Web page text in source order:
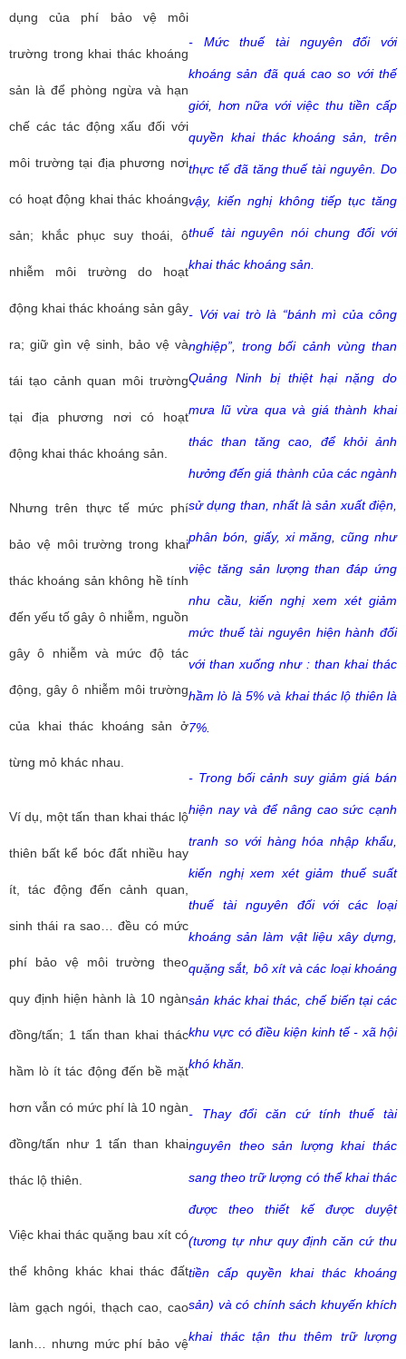
- Mức thuế tài nguyên đối với
khoáng sản đã quá cao so với thế
giới, hơn nữa với việc thu tiền cấp
quyền khai thác khoáng sản, trên
thực tế đã tăng thuế tài nguyên. Do
vậy, kiến nghị không tiếp tục tăng
thuế tài nguyên nói chung đối với
khai thác khoáng sản.
- Với vai trò là “bánh mì của công
nghiệp”, trong bối cảnh vùng than
Quảng Ninh bị thiệt hại nặng do
mưa lũ vừa qua và giá thành khai
thác than tăng cao, để khỏi ảnh
hưởng đến giá thành của các ngành
sử dụng than, nhất là sản xuất điện,
phân bón, giấy, xi măng, cũng như
việc tăng sản lượng than đáp ứng
nhu cầu, kiến nghị xem xét giảm
mức thuế tài nguyên hiện hành đối
với than xuống như : than khai thác
hầm lò là 5% và khai thác lộ thiên là
7%.
- Trong bối cảnh suy giảm giá bán
hiện nay và để nâng cao sức cạnh
tranh so với hàng hóa nhập khẩu,
kiến nghị xem xét giảm thuế suất
thuế tài nguyên đối với các loại
khoáng sản làm vật liệu xây dựng,
quặng sắt, bô xít và các loại khoáng
sản khác khai thác, chế biến tại các
khu vực có điều kiện kinh tế - xã hội
khó khăn.
- Thay đổi căn cứ tính thuế tài
nguyên theo sản lượng khai thác
sang theo trữ lượng có thể khai thác
được theo thiết kế được duyệt
(tương tự như quy định căn cứ thu
tiền cấp quyền khai thác khoáng
sản) và có chính sách khuyến khích
khai thác tận thu thêm trữ lượng
dụng của phí bảo vệ môi
trường trong khai thác khoáng
sản là để phòng ngừa và hạn
chế các tác động xấu đối với
môi trường tại địa phương nơi
có hoạt động khai thác khoáng
sản; khắc phục suy thoái, ô
nhiễm môi trường do hoạt
động khai thác khoáng sản gây
ra; giữ gìn vệ sinh, bảo vệ và
tái tạo cảnh quan môi trường
tại địa phương nơi có hoạt
động khai thác khoáng sản.
Nhưng trên thực tế mức phí
bảo vệ môi trường trong khai
thác khoáng sản không hề tính
đến yếu tố gây ô nhiễm, nguồn
gây ô nhiễm và mức độ tác
động, gây ô nhiễm môi trường
của khai thác khoáng sản ở
từng mỏ khác nhau.
Ví dụ, một tấn than khai thác lộ
thiên bất kể bóc đất nhiều hay
ít, tác động đến cảnh quan,
sinh thái ra sao… đều có mức
phí bảo vệ môi trường theo
quy định hiện hành là 10 ngàn
đồng/tấn; 1 tấn than khai thác
hầm lò ít tác động đến bề mặt
hơn vẫn có mức phí là 10 ngàn
đồng/tấn như 1 tấn than khai
thác lộ thiên.
Việc khai thác quặng bau xít có
thể không khác khai thác đất
làm gạch ngói, thạch cao, cao
lanh… nhưng mức phí bảo vệ